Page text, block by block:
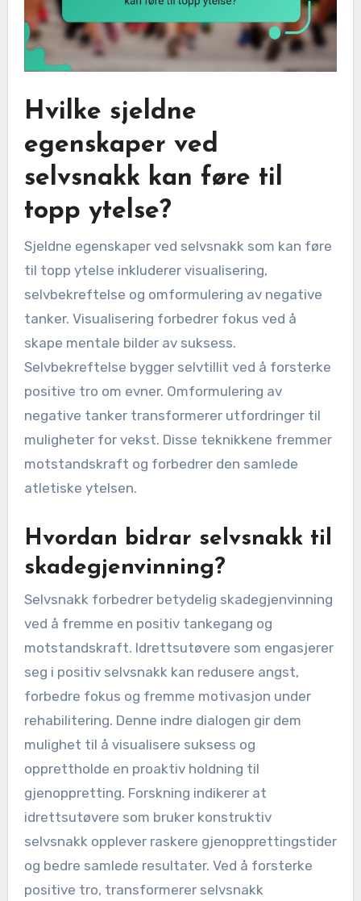
Hvilke sjeldne
egenskaper ved
selvsnakk kan føre til
topp ytelse?
Sjeldne egenskaper ved selvsnakk som kan føre
til topp ytelse inkluderer visualisering,
selvbekreftelse og omformulering av negative
tanker. Visualisering forbedrer fokus ved å
skape mentale bilder av suksess.
Selvbekreftelse bygger selvtillit ved å forsterke
positive tro om evner. Omformulering av
negative tanker transformerer utfordringer til
muligheter for vekst. Disse teknikkene fremmer
motstandskraft og forbedrer den samlede
atletiske ytelsen.
Hvordan bidrar selvsnakk til
skadegjenvinning?
Selvsnakk forbedrer betydelig skadegjenvinning
ved å fremme en positiv tankegang og
motstandskraft. Idrettsutøvere som engasjerer
seg i positiv selvsnakk kan redusere angst,
forbedre fokus og fremme motivasjon under
rehabilitering. Denne indre dialogen gir dem
mulighet til å visualisere suksess og
opprettholde en proaktiv holdning til
gjenoppretting. Forskning indikerer at
idrettsutøvere som bruker konstruktiv
selvsnakk opplever raskere gjenopprettingstider
og bedre samlede resultater. Ved å forsterke
positive tro, transformerer selvsnakk